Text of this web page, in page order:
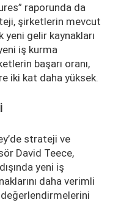
raporunda da
şirketlerin mevcut
yeni gelir kaynakları
iş kurma
başarı oranı,
iki kat daha yüksek.
strateji ve
David Teece,
yeni iş
daha verimli
değerlendirmelerini